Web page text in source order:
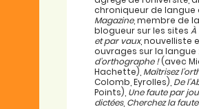
chroniqueur de
Magazine, membre de
blogueur sur les sites
et par vaux, nouvelliste
ouvrages sur la langue
d’orthographe !(avec
Hachette), Maîtrisez
Colomb, Eyrolles), De
Points), Une faute par
dictées, Cherchez la